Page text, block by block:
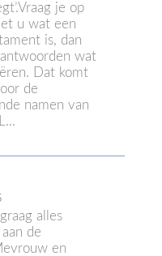
je op
u wat een
is, dan
wat
Dat komt
de
namen van
alles
de
en